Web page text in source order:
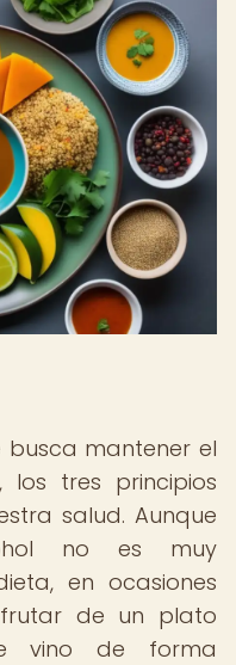
busca mantener el
los tres principios
salud. Aunque
no es muy
en ocasiones
de un plato
vino de forma